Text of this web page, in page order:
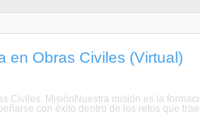
en Obras Civiles (Virtual)
Civiles. MisiónNuestra misión es la
con éxito dentro de los retos que